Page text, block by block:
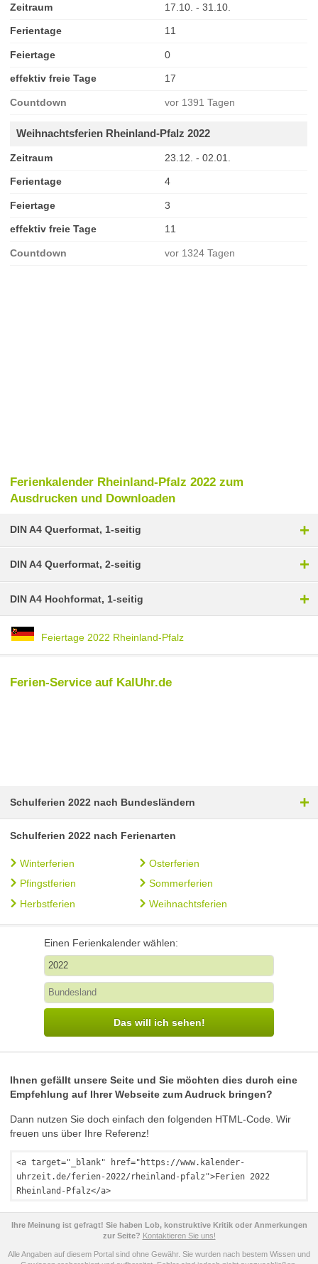
Zeitraum 17.10. - 31.10.
Ferientage 11
Feiertage 0
effektiv freie Tage 17
Countdown vor 1391 Tagen
Weihnachtsferien Rheinland-Pfalz 2022
Zeitraum 23.12. - 02.01.
Ferientage 4
Feiertage 3
effektiv freie Tage 11
Countdown vor 1324 Tagen
Ferienkalender Rheinland-Pfalz 2022 zum
Ausdrucken und Downloaden
DIN A4 Querformat, 1-seitig +
DIN A4 Querformat, 2-seitig +
DIN A4 Hochformat, 1-seitig +
Feiertage 2022 Rheinland-Pfalz
Ferien-Service auf KalUhr.de
Schulferien 2022 nach Bundesländern +
Schulferien 2022 nach Ferienarten
Winterferien
Osterferien
Pfingstferien
Sommerferien
Herbstferien
Weihnachtsferien
Einen Ferienkalender wählen:
Das will ich sehen!
Ihnen gefällt unsere Seite und Sie möchten dies durch eine
Empfehlung auf Ihrer Webseite zum Audruck bringen?
Dann nutzen Sie doch einfach den folgenden HTML-Code. Wir
freuen uns über Ihre Referenz!
<a target="_blank" href="https://www.kalender-
uhrzeit.de/ferien-2022/rheinland-pfalz">Ferien 2022
Rheinland-Pfalz</a>
Ihre Meinung ist gefragt! Sie haben Lob, konstruktive Kritik oder Anmerkungen
zur Seite? Kontaktieren Sie uns!
Alle Angaben auf diesem Portal sind ohne Gewähr. Sie wurden nach bestem Wissen und